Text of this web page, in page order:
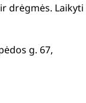
drėgmės. Laikyti
g. 67,